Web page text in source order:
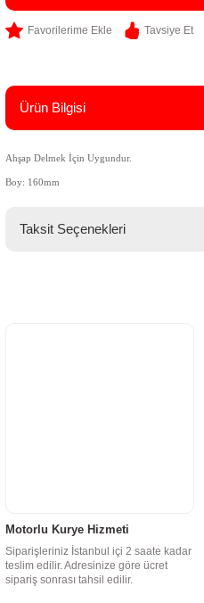
Tavsiye Et
Ürün Bilgisi
Ahşap Delmek İçin Uygundur.
Boy: 160mm
Taksit Seçenekleri
Motorlu Kurye Hizmeti
Siparişleriniz İstanbul içi 2 saate kadar
teslim edilir. Adresinize göre ücret
sipariş sonrası tahsil edilir.